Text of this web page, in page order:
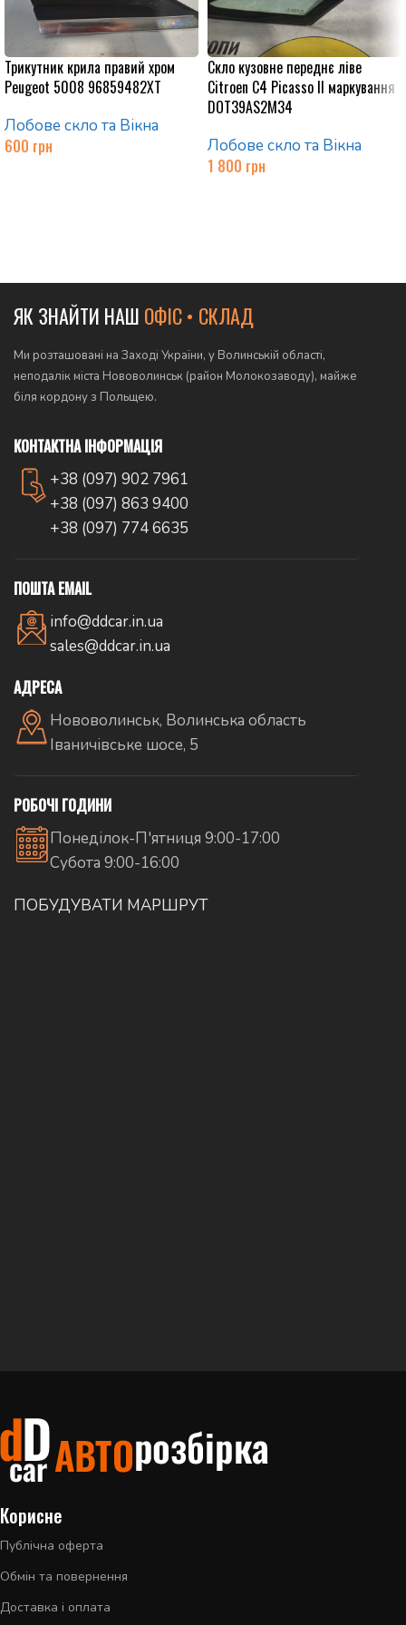
Трикутник крила правий хром
Peugeot 5008 96859482XT
Лобове скло та Вікна
600 грн
Скло кузовне переднє ліве
Citroen C4 Picasso II маркування
DOT39AS2M34
Лобове скло та Вікна
1 800 грн
ЯК ЗНАЙТИ НАШ ОФІС • СКЛАД
Ми розташовані на Заході України, у Волинській області,
неподалік міста Нововолинськ (район Молокозаводу), майже
біля кордону з Польщею.
КОНТАКТНА ІНФОРМАЦІЯ
+38 (097) 902 7961
+38 (097) 863 9400
+38 (097) 774 6635
ПОШТА EMAIL
info@ddcar.in.ua
sales@ddcar.in.ua
АДРЕСА
Нововолинськ, Волинська область
Іваничівське шосе, 5
РОБОЧІ ГОДИНИ
Понеділок-П'ятниця 9:00-17:00
Субота 9:00-16:00
ПОБУДУВАТИ МАРШРУТ
Корисне
Публічна оферта
Обмін та повернення
Доставка і оплата